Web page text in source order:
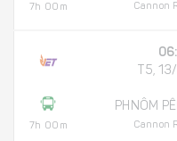
7h 00m Cannon
7h 00m
T5,
PHNÔM
Cannon